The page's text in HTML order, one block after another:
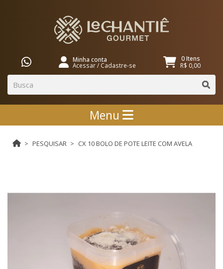
Minha conta
Acessar/ Cadastre-se
0 Itens
R$ 0,00
Menu
PESQUISAR CX 10 BOLO DE POTE LEITE COM AVELA